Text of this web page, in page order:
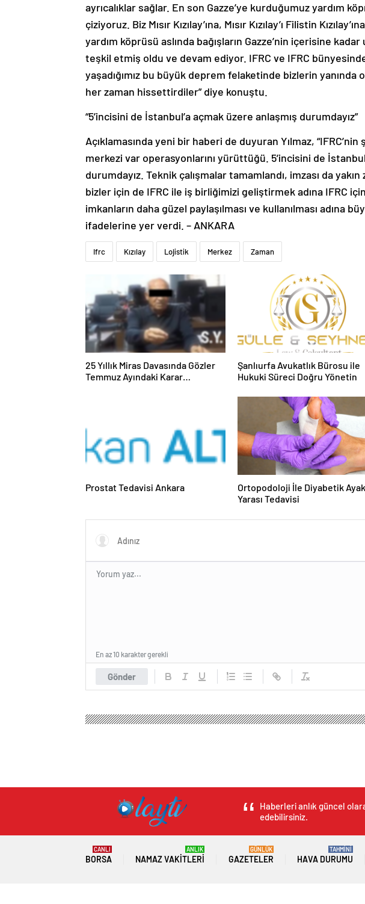
ayrıcalıklar sağlar. En son Gazze’ye kurduğumuz yardım
çiziyoruz. Biz Mısır Kızılay’ına, Mısır Kızılay’ı Filistin
yardım köprüsü aslında bağışların Gazze’nin içerisine
teşkil etmiş oldu ve devam ediyor. IFRC ve IFRC
yaşadığımız bu büyük deprem felaketinde bizlerin yanında
her zaman hissettirdiler” diye konuştu.
“5’incisini de İstanbul’a açmak üzere anlaşmış durumdayız”
Açıklamasında yeni bir haberi de duyuran Yılmaz,
merkezi var operasyonlarını yürüttüğü. 5’incisini de
durumdayız. Teknik çalışmalar tamamlandı, imzası da
bizler için de IFRC ile iş birliğimizi geliştirmek adına IFRC
imkanların daha güzel paylaşılması ve kullanılması adına
ifadelerine yer verdi. – ANKARA
Ifrc Kızılay Lojistik Merkez Zaman
25 Yıllık Miras Davasında Gözler
Temmuz Ayındaki Karar
Şanlıurfa Avukatlık Bürosu ile
Hukuki Süreci Doğru Yönetin
Prostat Tedavisi Ankara
Ortopodoloji İle Diyabetik Ayak
Yarası Tedavisi
Gönder
En az 10 karakter gerekli
Haberleri anlık güncel
edebilirsiniz.
BORSA
CANLI
NAMAZ VAKITLERI
ANLIK
GAZETELER
GÜNLÜK
HAVA DURUMU
TAHMİNİ